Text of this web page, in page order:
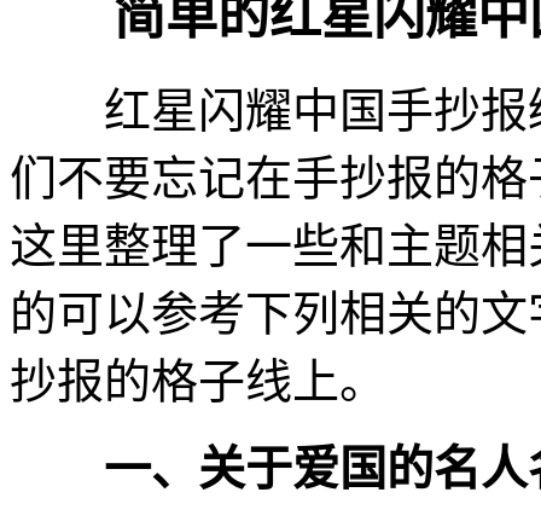
简单的红星闪耀中
红星闪耀中国手抄报
们不要忘记在手抄报的
这里整理了一些和主题
的可以参考下列相关的
抄报的格子线上。
一、关于爱国的名人